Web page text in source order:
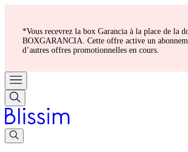
*Vous recevrez la box Garancia à la place de la
BOXGARANCIA. Cette offre active un
d’autres offres promotionnelles en cours.